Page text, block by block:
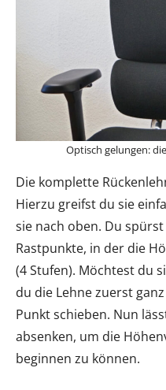
Optisch gelungen:
Die komplette
Hierzu greifst du sie
sie nach oben. Du
Rastpunkte, in der die
(4 Stufen). Möchtest du
du die Lehne zuerst
Punkt schieben. Nun
absenken, um die
beginnen zu können.